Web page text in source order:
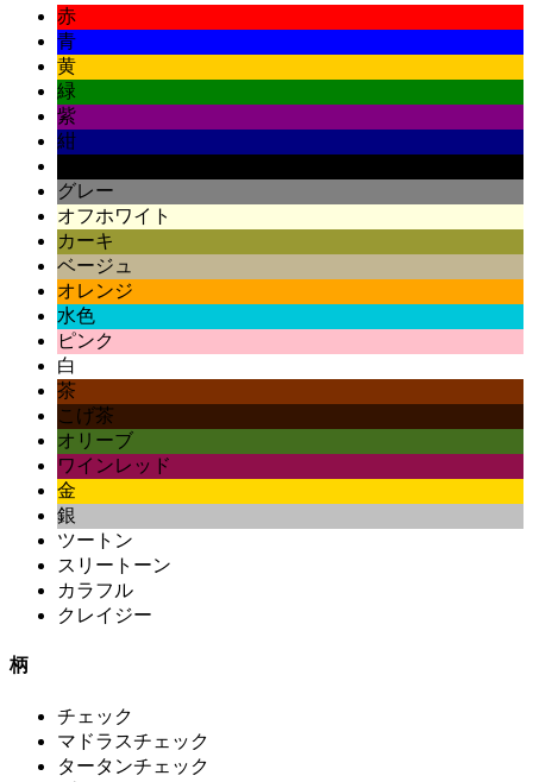
赤
青
黄
緑
紫
紺
グレー
オフホワイト
カーキ
ベージュ
オレンジ
水色
ピンク
白
茶
こげ茶
オリーブ
ワインレッド
金
銀
ツートン
スリートーン
カラフル
クレイジー
柄
チェック
マドラスチェック
タータンチェック